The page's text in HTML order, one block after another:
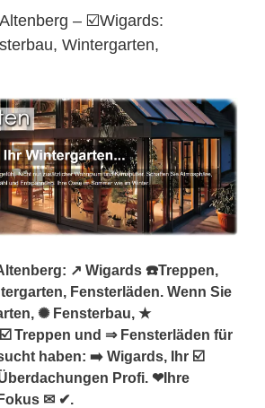
– ☑️Wigards:
Wintergarten,
↗️ Wigards ☎️Treppen,
Fensterläden. Wenn Sie
✺ Fensterbau, ★
Treppen und ⇒ Fensterläden für
haben: ➡️ Wigards, Ihr ☑️
Profi. ❤Ihre
✉ ✔.